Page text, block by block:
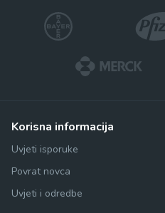
korisna informacija
Uvjeti isporuke
Povrat novca
Uvjeti i odredbe